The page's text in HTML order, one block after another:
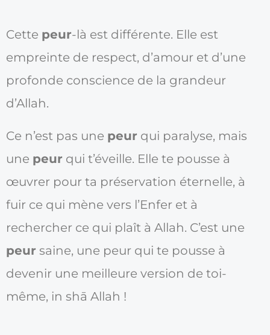
Cette peur-là est différente. Elle est
empreinte de respect, d’amour et d’une
profonde conscience de la grandeur
d’Allah.
Ce n’est pas une peur qui paralyse, mais
une peur qui t’éveille. Elle te pousse à
œuvrer pour ta préservation éternelle, à
fuir ce qui mène vers l’Enfer et à
rechercher ce qui plaît à Allah. C’est une
peur saine, une peur qui te pousse à
devenir une meilleure version de toi-
même, in shā Allah !